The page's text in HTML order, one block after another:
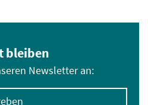
bleiben
Newsletter an: